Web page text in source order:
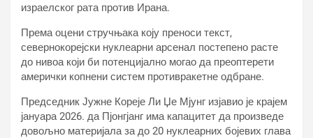
израелског рата против Ирана.
Према оцени стручњака коју преноси текст,
севернокорејски нуклеарни арсенал постепено расте
до нивоа који би потенцијално могао да преоптерети
амерички копнени систем противракетне одбране.
Председник Јужне Кореје Ли Џе Мјунг изјавио је крајем
јануара 2026. да Пјонгјанг има капацитет да произведе
довољно материјала за до 20 нуклеарних бојевих глава